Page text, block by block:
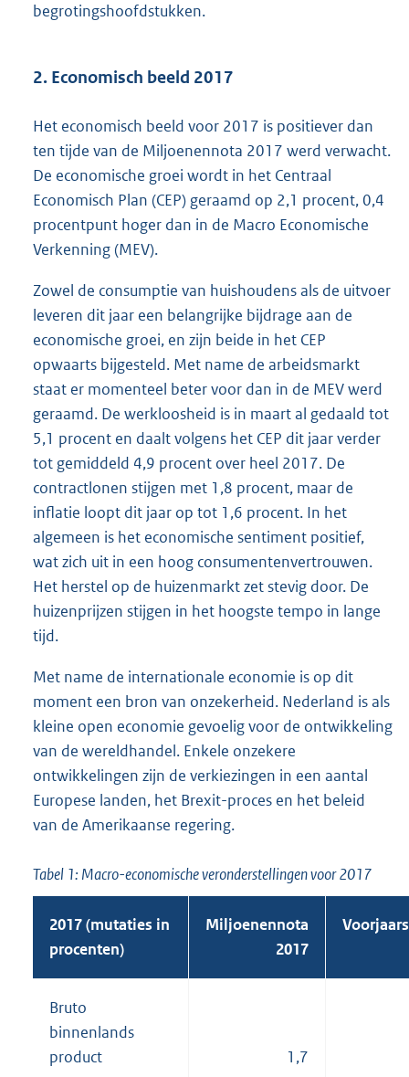
begrotingshoofdstukken.
2. Economisch beeld 2017
Het economisch beeld voor 2017 is positiever dan
ten tijde van de Miljoenennota 2017 werd verwacht.
De economische groei wordt in het Centraal
Economisch Plan (CEP) geraamd op 2,1 procent, 0,4
procentpunt hoger dan in de Macro Economische
Verkenning (MEV).
Zowel de consumptie van huishoudens als de uitvoer
leveren dit jaar een belangrijke bijdrage aan de
economische groei, en zijn beide in het CEP
opwaarts bijgesteld. Met name de arbeidsmarkt
staat er momenteel beter voor dan in de MEV werd
geraamd. De werkloosheid is in maart al gedaald tot
5,1 procent en daalt volgens het CEP dit jaar verder
tot gemiddeld 4,9 procent over heel 2017. De
contractlonen stijgen met 1,8 procent, maar de
inflatie loopt dit jaar op tot 1,6 procent. In het
algemeen is het economische sentiment positief,
wat zich uit in een hoog consumentenvertrouwen.
Het herstel op de huizenmarkt zet stevig door. De
huizenprijzen stijgen in het hoogste tempo in lange
tijd.
Met name de internationale economie is op dit
moment een bron van onzekerheid. Nederland is als
kleine open economie gevoelig voor de ontwikkeling
van de wereldhandel. Enkele onzekere
ontwikkelingen zijn de verkiezingen in een aantal
Europese landen, het Brexit-proces en het beleid
van de Amerikaanse regering.
Tabel 1: Macro-economische veronderstellingen voor 2017
2017 (mutaties in
procenten)
Miljoenennota
2017
Bruto
binnenlands
product
1,7